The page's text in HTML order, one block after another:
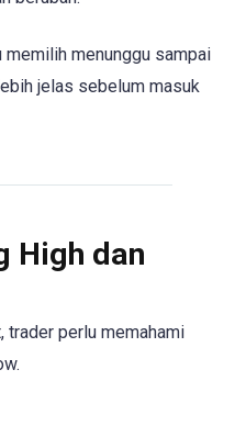
menunggu sampai
jelas sebelum masuk
High dan
trader perlu memahami